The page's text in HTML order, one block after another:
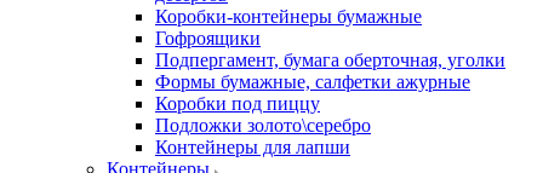
Коробки-контейнеры бумажные
Гофроящики
Подпергамент, бумага оберточная, уголки
Формы бумажные, салфетки ажурные
Коробки под пиццу
Подложки золото\серебро
Контейнеры для лапши
Контейнеры